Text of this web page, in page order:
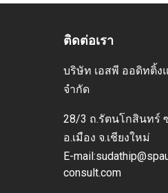
ติดต่อเรา
บริษัท เอสพี ออดิทติ้
จำกัด
28/3 ถ.รัตนโกสินทร์
อ.เมือง จ.เชียงใหม่
E-mai
consult.com